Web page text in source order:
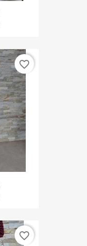
favorite_border
favorite_border